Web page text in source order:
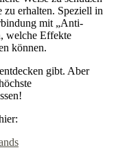
zu erhalten. Speziell in
mit „Anti-
welche Effekte
können.
gibt. Aber